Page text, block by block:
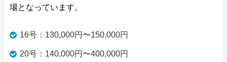
場となっています。
16号：130,000円〜150,000円
20号：140,000円〜400,000円